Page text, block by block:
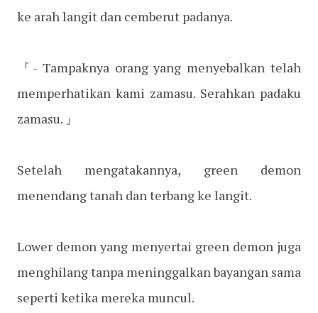
ke arah langit dan cemberut padanya.
『- Tampaknya orang yang menyebalkan telah
memperhatikan kami zamasu. Serahkan padaku
zamasu. 』
Setelah mengatakannya, green demon
menendang tanah dan terbang ke langit.
Lower demon yang menyertai green demon juga
menghilang tanpa meninggalkan bayangan sama
seperti ketika mereka muncul.